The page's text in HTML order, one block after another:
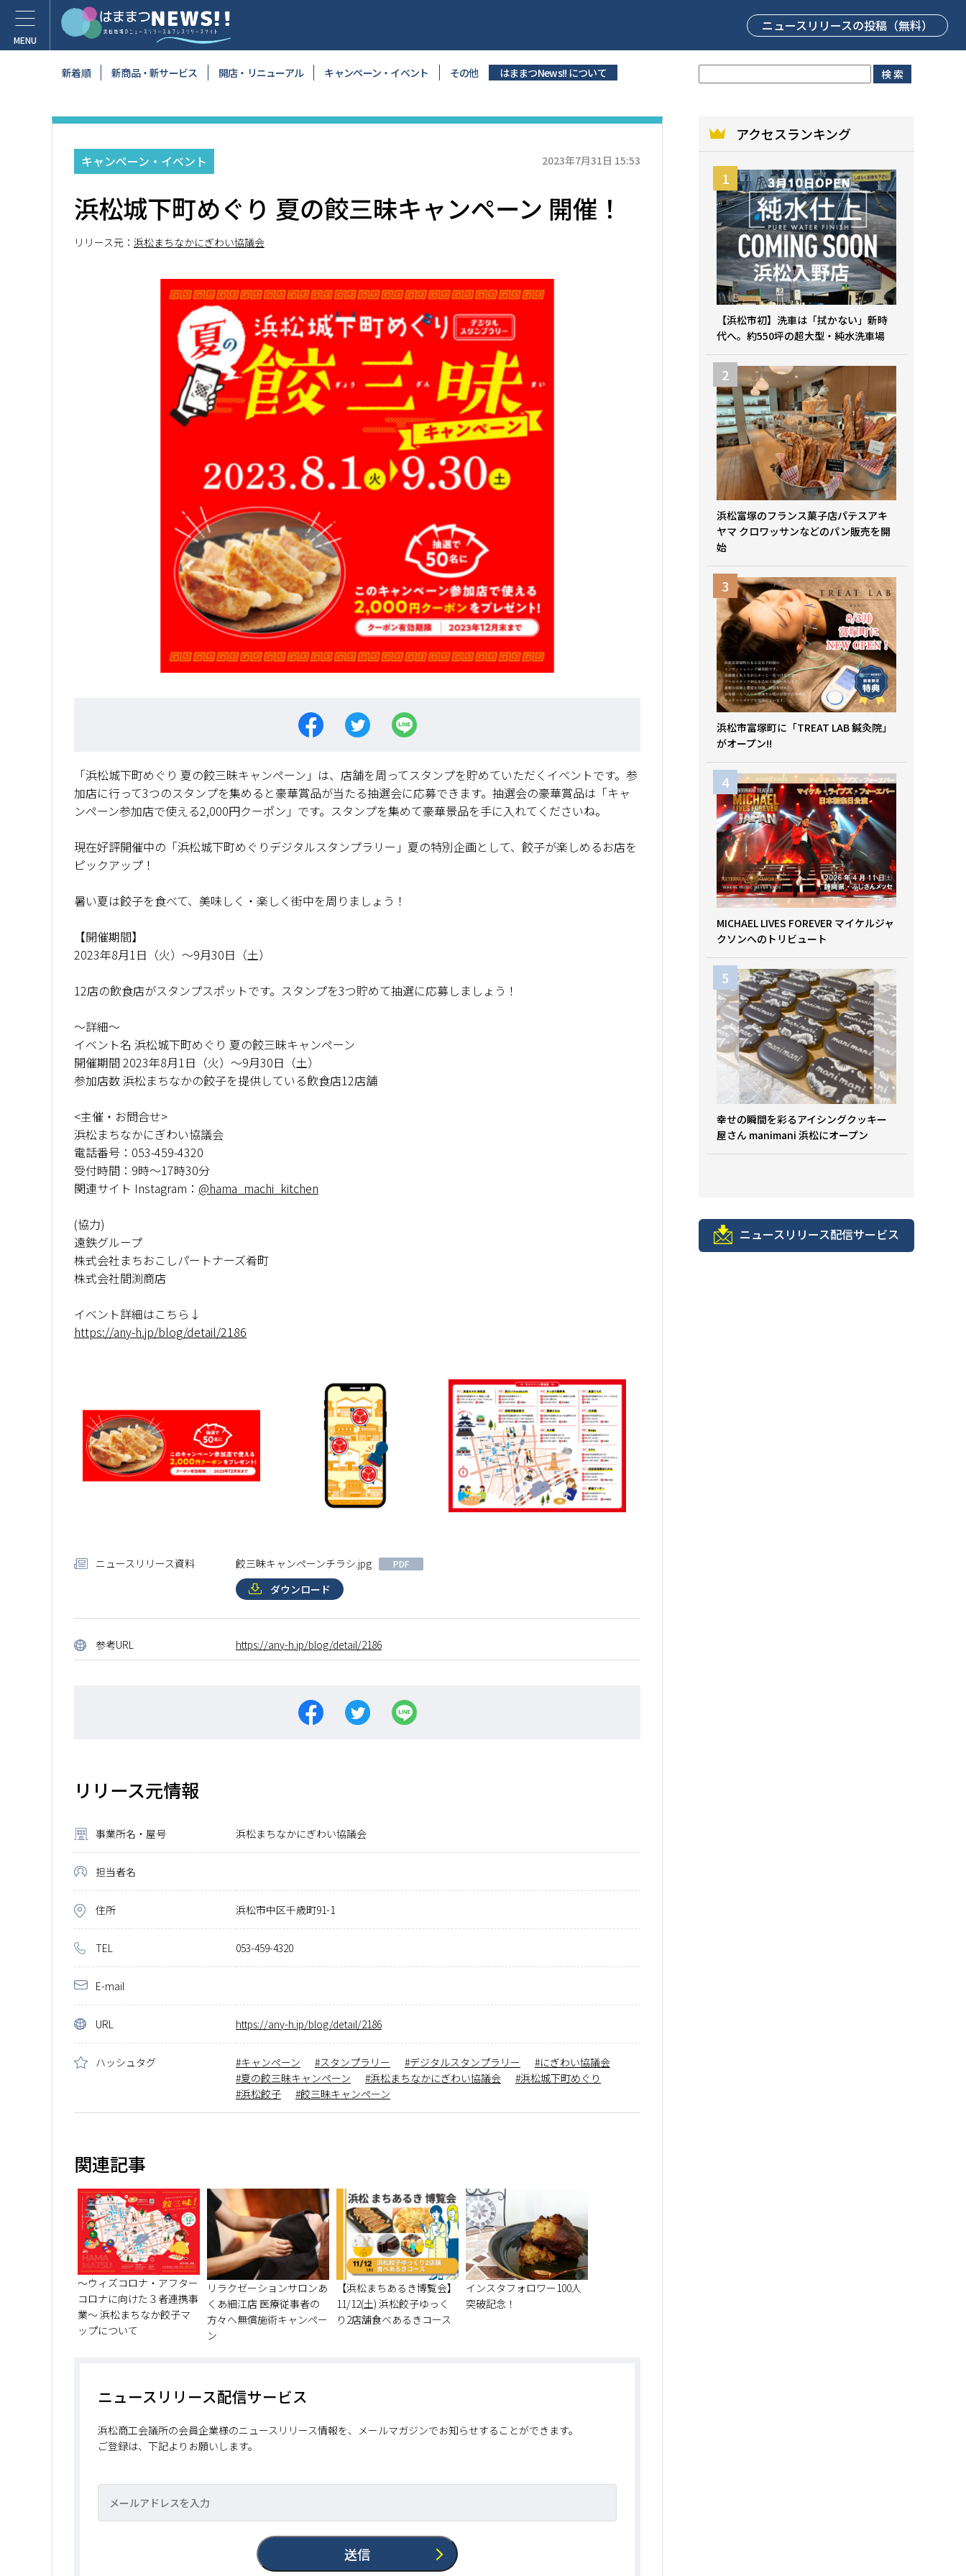
ニュースリリースの投稿（無料）
新着順 新商品・新サービス 開店・リニューアル キャンペーン・イベント その他 はままつNews!! について
キャンペーン・イベント 2023年7月31日 15:53
浜松城下町めぐり 夏の餃三昧キャンペーン 開催！
リリース元： 浜松まちなかにぎわい協議会
「浜松城下町めぐり 夏の餃三昧キャンペーン」は、店舗を周ってスタンプを貯めていただくイベントです。参
加店に行って3つのスタンプを集めると豪華賞品が当たる抽選会に応募できます。抽選会の豪華賞品は「キャ
ンペーン参加店で使える2,000円クーポン」です。スタンプを集めて豪華景品を手に入れてくださいね。
現在好評開催中の「浜松城下町めぐりデジタルスタンプラリー」夏の特別企画として、餃子が楽しめるお店を
ピックアップ！
暑い夏は餃子を食べて、美味しく・楽しく街中を周りましょう！
【開催期間】
2023年8月1日（火）〜9月30日（土）
12店の飲食店がスタンプスポットです。スタンプを3つ貯めて抽選に応募しましょう！
～詳細～
イベント名 浜松城下町めぐり 夏の餃三昧キャンペーン
開催期間 2023年8月1日（火）〜9月30日（土）
参加店数 浜松まちなかの餃子を提供している飲食店12店舗
<主催・お問合せ>
浜松まちなかにぎわい協議会
電話番号：053-459-4320
受付時間：9時～17時30分
関連サイト Instagram： @hama_machi_kitchen
(協力)
遠鉄グループ
株式会社まちおこしパートナーズ肴町
株式会社間渕商店
イベント詳細はこちら↓
https://any-h.jp/blog/detail/2186
ニュースリリース資料 餃三昧キャンペーンチラシ.jpg PDF
ダウンロード
参考URL https://any-h.jp/blog/detail/2186
リリース元情報
事業所名・屋号 浜松まちなかにぎわい協議会
担当者名
住所 浜松市中区千歳町91-1
TEL 053-459-4320
E-mail
URL https://any-h.jp/blog/detail/2186
ハッシュタグ キャンペーン スタンプラリー デジタルスタンプラリー
にぎわい協議会
夏の餃三昧キャンペーン
浜松まちなかにぎわい協議会
浜松城下町めぐり
浜松餃子
餃三昧キャンペーン
関連記事
～ウィズコロナ・アフター
コロナに向けた３者連携事
業～ 浜松まちなか餃子マ
ップについて
リラクゼーションサロンあ
くあ細江店 医療従事者の
方々へ無償施術キャンペー
ン
【浜松まちあるき博覧会】
11/12(土) 浜松餃子ゆっく
り2店舗食べあるきコース
インスタフォロワー100人
突破記念！
ニュースリリース配信サービス
浜松商工会議所の会員企業様のニュースリリース情報を、メールマガジンでお知らせすることができます。
ご登録は、下記よりお願いします。
アクセスランキング
【浜松市初】洗車は「拭かない」新時
代へ。約550坪の超大型・純水洗車場
浜松富塚のフランス菓子店パテスアキ
ヤマ クロワッサンなどのパン販売を開
始
浜松市富塚町に「TREAT LAB 鍼灸院」
がオープン!!
MICHAEL LIVES FOREVER マイケルジャ
クソンへのトリビュート
幸せの瞬間を彩るアイシングクッキー
屋さん manimani 浜松にオープン
ニュースリリース配信サービス